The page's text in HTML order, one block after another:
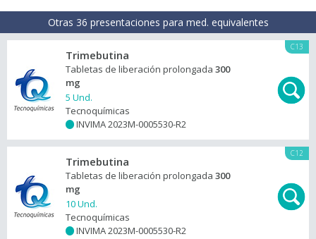
Otras 36 presentaciones para med. equivalentes
C13
Trimebutina
Tabletas de liberación prolongada 300
mg
5 Und.
Tecnoquímicas
INVIMA 2023M-0005530-R2
C12
Trimebutina
Tabletas de liberación prolongada 300
mg
10 Und.
Tecnoquímicas
INVIMA 2023M-0005530-R2